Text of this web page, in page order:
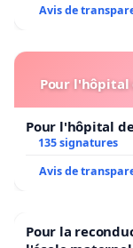
Avis de
Pour l'hôpital
Pour l'hôpital
135 signatures
Avis de
Pour la